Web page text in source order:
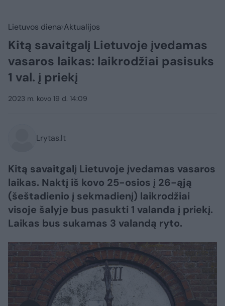
Lietuvos diena Aktualijos
Kitą savaitgalį Lietuvoje įvedamas
vasaros laikas: laikrodžiai pasisuks
1 val. į priekį
2023 m. kovo 19 d. 14:09
Lrytas.lt
Kitą savaitgalį Lietuvoje įvedamas vasaros
laikas. Naktį iš kovo 25-osios į 26-ąją
(šeštadienio į sekmadienį) laikrodžiai
visoje šalyje bus pasukti 1 valanda į priekį.
Laikas bus sukamas 3 valandą ryto.